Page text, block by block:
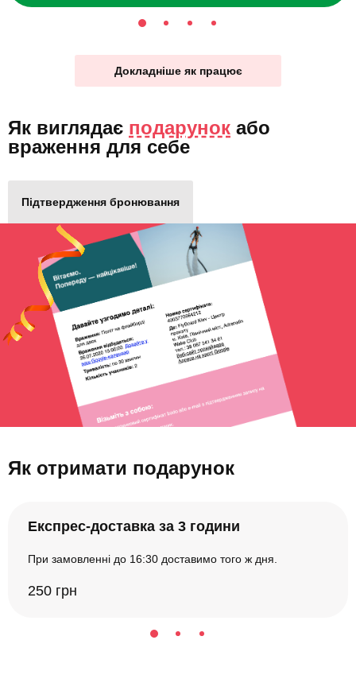
Докладніше як працює
Як виглядає подарунок або
враження для себе
Підтвердження бронювання
Як отримати подарунок
Експрес-доставка за 3 години
При замовленні до 16:30 доставимо того ж дня.
250 грн